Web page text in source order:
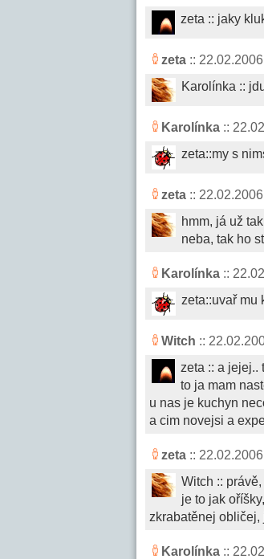
zeta :: jaky
zeta ::
Karolínka ::
Karolínka ::
zeta::my s
zeta ::
hmm, já už
neba, tak ho
Karolínka ::
zeta::uvař mu
Witch ::
zeta :: a jejej..
to ja mam
u nas je kuchyn
a cim novejsi a
zeta ::
Witch ::
je to jak
zkrabatěnej obličej,
Karolínka ::